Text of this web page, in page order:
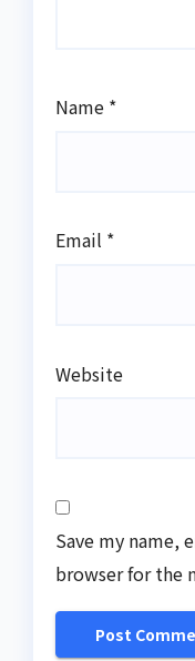
Name *
Email *
Website
Save my name,
browser for the